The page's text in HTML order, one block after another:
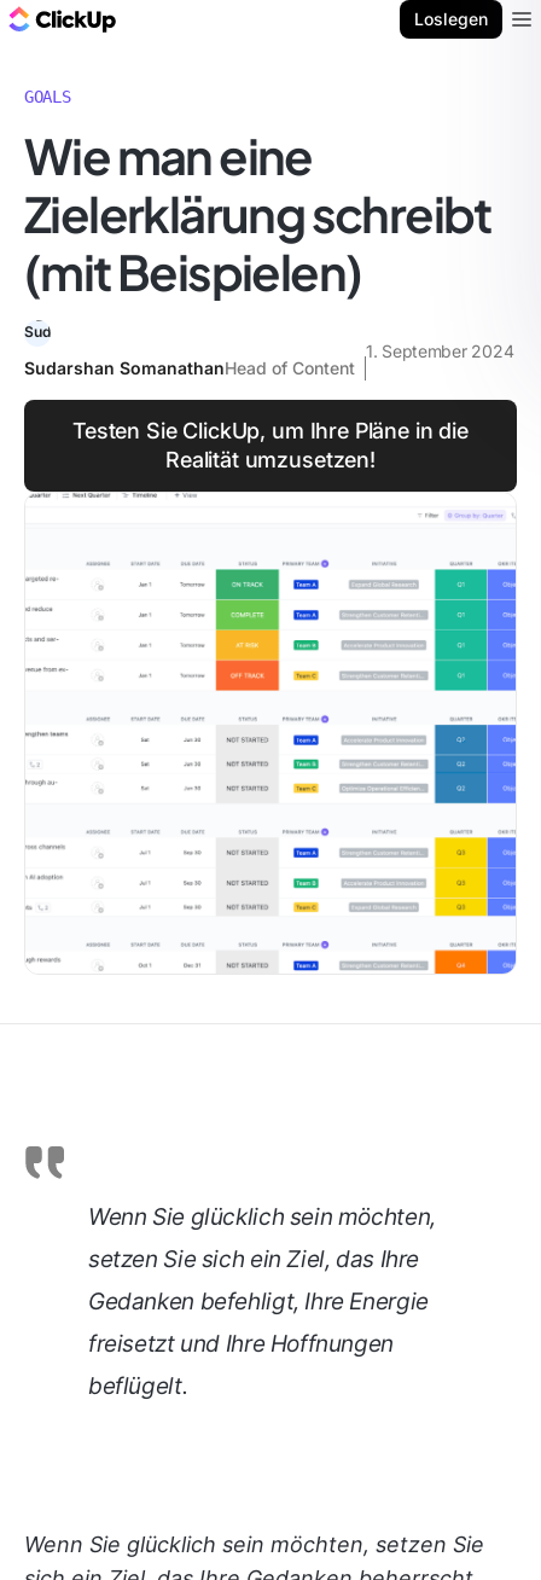
Loslegen
GOALS
Wie man eine
Zielerklärung schreibt
(mit Beispielen)
Sudarshan SomanathanHead of Content
1. September 2024
Testen Sie ClickUp, um Ihre Pläne in die
Realität umzusetzen!
Wenn Sie glücklich sein möchten,
setzen Sie sich ein Ziel, das Ihre
Gedanken befehligt, Ihre Energie
freisetzt und Ihre Hoffnungen
beflügelt.
Wenn Sie glücklich sein möchten, setzen Sie